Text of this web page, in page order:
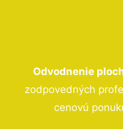
Odvodnenie
zodpovedných
cenovú